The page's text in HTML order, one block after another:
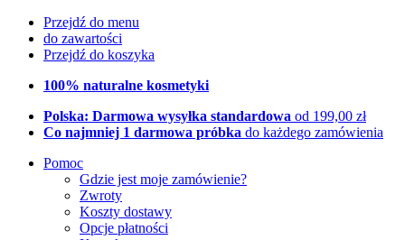
Przejdź do menu
do zawartości
Przejdź do koszyka
100% naturalne kosmetyki
Polska: Darmowa wysyłka standardowa od 199,00 zł
Co najmniej 1 darmowa próbka do każdego zamówienia
Pomoc
Gdzie jest moje zamówienie?
Zwroty
Koszty dostawy
Opcje płatności